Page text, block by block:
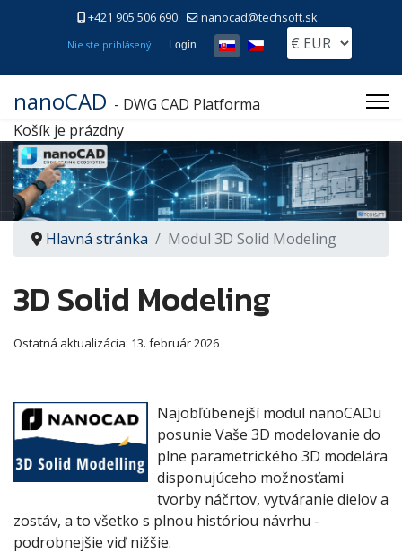
+421 905 506 690 nanocad@techsoft.sk
Nie ste prihlásený Login Vyberte váš jazyk
nanoCAD - DWG CAD Platforma
Košík je prázdny
Hlavná stránka Modul 3D Solid Modeling
3D Solid Modeling
Ostatná aktualizácia: 13. február 2026
Najobľúbenejší modul nanoCADu
posunie Vaše 3D modelovanie do
plne parametrického 3D modelára
disponujúceho možnosťami
tvorby náčrtov, vytváranie dielov a
zostáv, a to všetko s plnou históriou návrhu -
podrobnejšie viď nižšie.